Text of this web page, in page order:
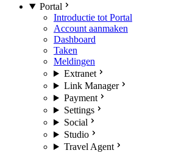
Portal
Introductie tot Portal
Account aanmaken
Dashboard
Taken
Meldingen
Extranet
Link Manager
Payment
Settings
Social
Studio
Travel Agent